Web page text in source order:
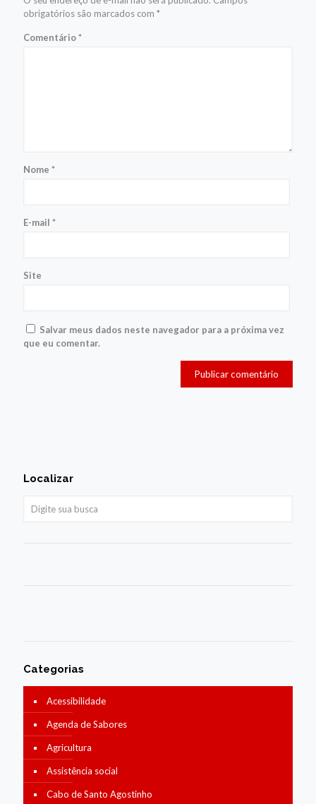
obrigatórios são marcados com *
Comentário*
Nome *
E-mail *
Site
Salvar meus dados neste navegador para a próxima vez
que eu comentar.
Localizar
Categorias
Acessibilidade
Agenda de Sabores
Agricultura
Assistência social
Cabo de Santo Agostinho